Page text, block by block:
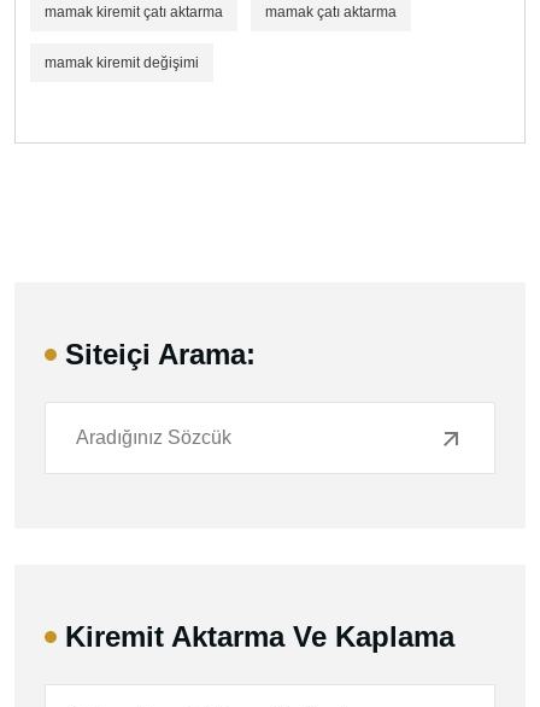
mamak kiremit çatı aktarma mamak çatı aktarma
mamak kiremit değişimi
Siteiçi Arama:
Kiremit Aktarma Ve Kaplama